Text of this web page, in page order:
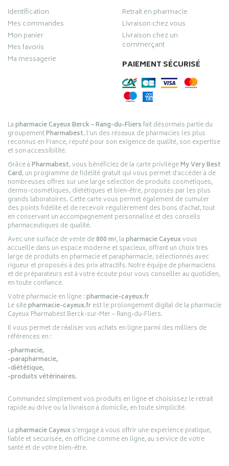
Identification
Mes commandes
Mon panier
Mes favoris
Ma messagerie
Retrait en pharmacie
Livraison chez vous
Livraison chez un
commerçant
PAIEMENT SÉCURISÉ
Lapharmacie Cayeux Berck – Rang-du-Fliersfait désormais partie du
groupementPharmabest, l’un des réseaux de pharmacies les plus
reconnus en France, réputé pour son exigence de qualité, son expertise
et son accessibilité.
Grâce àPharmabest, vous bénéficiez de la carte privilègeMy Very Best
Card, un programme de fidélité gratuit qui vous permet d’accéder à de
nombreuses offres sur une large sélection de produits cosmétiques,
dermo-cosmétiques, diététiques et bien-être, proposés par les plus
grands laboratoires. Cette carte vous permet également de cumuler
des points fidélité et de recevoir régulièrement des bons d’achat, tout
en conservant un accompagnement personnalisé et des conseils
pharmaceutiques de qualité.
Avec une surface de vente de800 m², lapharmacie Cayeuxvous
accueille dans un espace moderne et spacieux, offrant un choix très
large de produits en pharmacie et parapharmacie, sélectionnés avec
rigueur et proposés à des prix attractifs. Notre équipe de pharmaciens
et de préparateurs est à votre écoute pour vous conseiller au quotidien,
en toute confiance.
Votre pharmacie en ligne :pharmacie-cayeux.fr
Le sitepharmacie-cayeux.frest le prolongement digital de la pharmacie
Cayeux Pharmabest Berck-sur-Mer – Rang-du-Fliers.
Il vous permet de réaliser vos achats en ligne parmi des milliers de
références en :
-pharmacie,
-parapharmacie,
-diététique,
-produits vétérinaires.
Commandez simplement vos produits en ligne et choisissez le retrait
rapide au drive ou la livraison à domicile, en toute simplicité.
Lapharmacie Cayeuxs’engage à vous offrir une expérience pratique,
fiable et sécurisée, en officine comme en ligne, au service de votre
santé et de votre bien-être.